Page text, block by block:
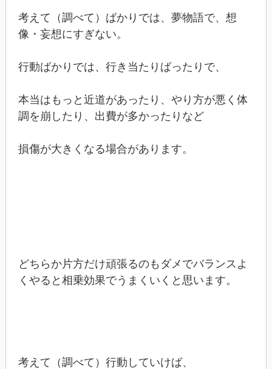
考えて（調べて）ばかりでは、夢物語で、想
像・妄想にすぎない。
行動ばかりでは、行き当たりばったりで、
本当はもっと近道があったり、やり方が悪く体
調を崩したり、出費が多かったりなど
損傷が大きくなる場合があります。
どちらか片方だけ頑張るのもダメでバランスよ
くやると相乗効果でうまくいくと思います。
考えて（調べて）行動していけば、